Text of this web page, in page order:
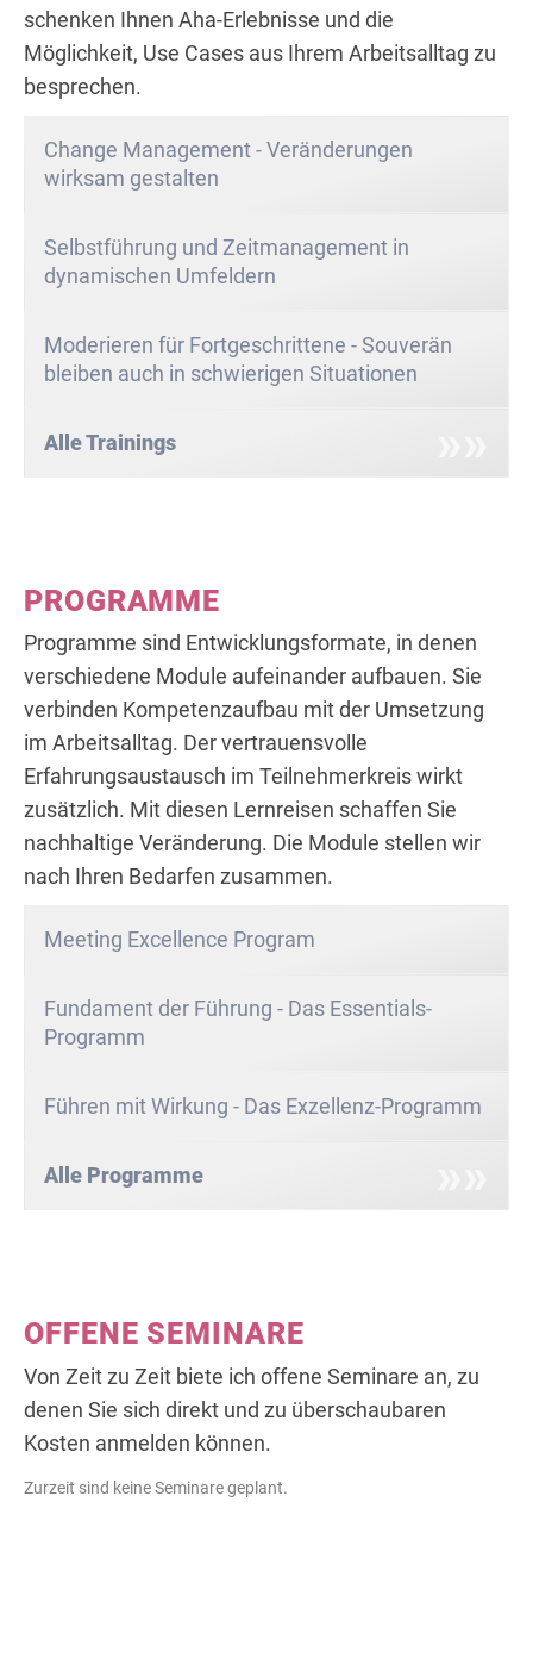
schenken Ihnen Aha-Erlebnisse und die
Möglichkeit, Use Cases aus Ihrem Arbeitsalltag zu
besprechen.
Change Management - Veränderungen
wirksam gestalten
Selbstführung und Zeitmanagement in
dynamischen Umfeldern
Moderieren für Fortgeschrittene - Souverän
bleiben auch in schwierigen Situationen
Alle Trainings
PROGRAMME
Programme sind Entwicklungsformate, in denen
verschiedene Module aufeinander aufbauen. Sie
verbinden Kompetenzaufbau mit der Umsetzung
im Arbeitsalltag. Der vertrauensvolle
Erfahrungsaustausch im Teilnehmerkreis wirkt
zusätzlich. Mit diesen Lernreisen schaffen Sie
nachhaltige Veränderung. Die Module stellen wir
nach Ihren Bedarfen zusammen.
Meeting Excellence Program
Fundament der Führung - Das Essentials-
Programm
Führen mit Wirkung - Das Exzellenz-Programm
Alle Programme
OFFENE SEMINARE
Von Zeit zu Zeit biete ich offene Seminare an, zu
denen Sie sich direkt und zu überschaubaren
Kosten anmelden können.
Zurzeit sind keine Seminare geplant.